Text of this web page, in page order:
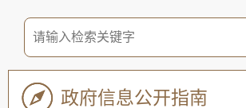
政府信息公开指南